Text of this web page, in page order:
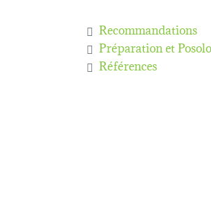
Recommandations
Préparation et
Références